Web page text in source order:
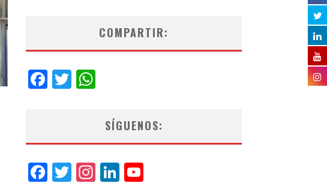
COMPARTIR:
Facebook
Twitter
SÍGUENOS:
Facebook
Twitter
Instagram
LinkedIn